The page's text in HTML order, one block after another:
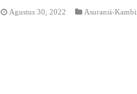
Agustus 30, 2022 Asuransi-